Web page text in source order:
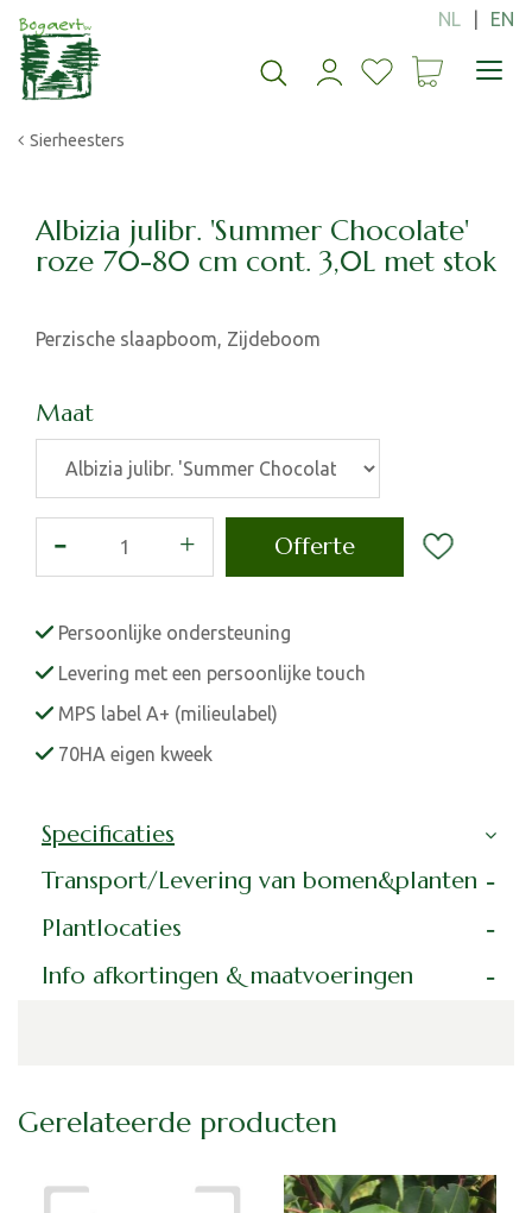
Sierheesters
Albizia julibr. 'Summer Chocolate'
roze 70-80 cm cont. 3,0L met stok
Perzische slaapboom, Zijdeboom
Maat
Persoonlijke ondersteuning
Levering met een persoonlijke touch
MPS label A+ (milieulabel)
70HA eigen kweek
Specificaties
Transport/Levering van bomen&planten
Plantlocaties
Info afkortingen & maatvoeringen
Gerelateerde producten